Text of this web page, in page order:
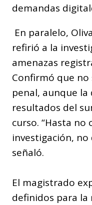
demandas
En paralelo,
refirió a la
amenazas
Confirmó que no
penal, aunque
resultados del
curso. “Hasta
investigación, no
señaló.
El magistrado
definidos para la